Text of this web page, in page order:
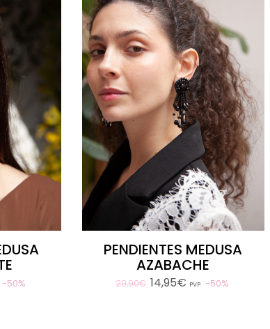
50%
PENDIENTES MEDUSA
AZABACHE
29,90€ 14,95€ PVP 50%